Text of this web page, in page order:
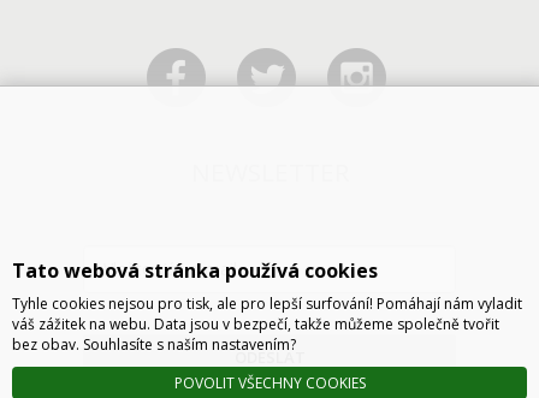
ODESLAT
Tato webová stránka používá cookies
Tyhle cookies nejsou pro tisk, ale pro lepší surfování! Pomáhají nám vyladit
váš zážitek na webu. Data jsou v bezpečí, takže můžeme společně tvořit
bez obav. Souhlasíte s naším nastavením?
POVOLIT VŠECHNY COOKIES